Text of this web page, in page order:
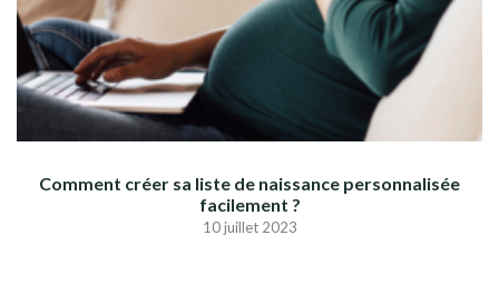
Comment créer sa liste de naissance personnalisée
facilement ?
10 juillet 2023